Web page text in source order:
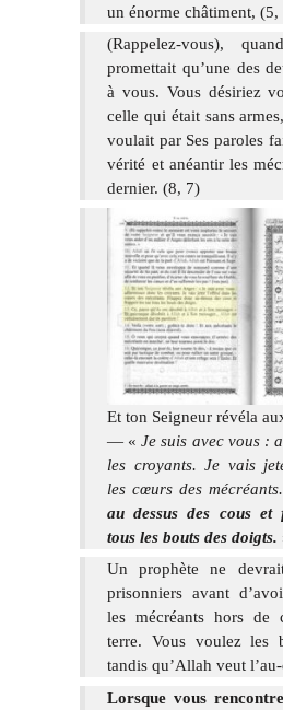
un énorme châtiment, (5,
(Rappelez-vous),
promettait qu’une des
à vous. Vous désiriez
celle qui était sans
voulait par Ses paroles
vérité et anéantir les
dernier. (8, 7)
Et ton Seigneur révéla
— «Je suis avec vous :
les croyants. Je vais
les cœurs des mécréants.
au dessus des cous et
tous les bouts des doigts.
Un prophète ne
prisonniers avant
les mécréants hors de
terre. Vous voulez les
tandis qu’Allah veut
Lorsque vous